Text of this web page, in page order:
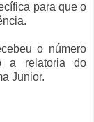
para que o
o número
a relatoria do
Junior.